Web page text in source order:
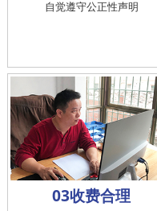
自觉遵守公正性声明
03收费合理